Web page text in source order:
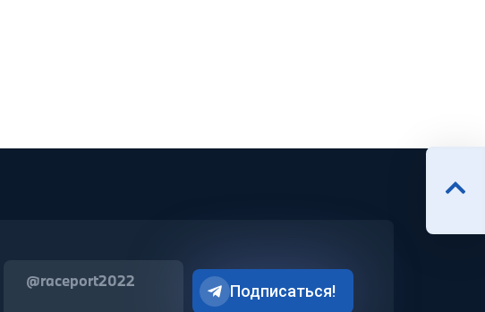
@raceport2022
Подписаться!